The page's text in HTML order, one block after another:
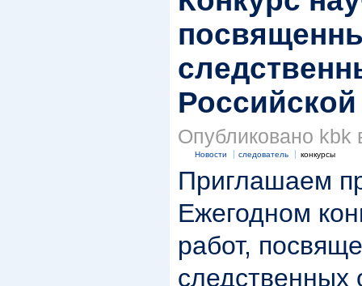
Опубликовано kbk
Новости следователь конкурсы
Приглашаем
Ежегодном
работ,
следственных